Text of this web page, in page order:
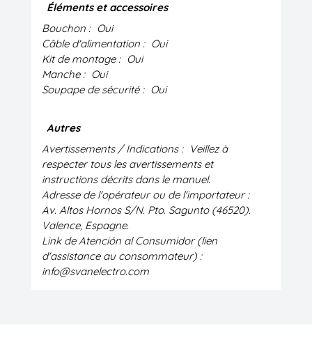
Éléments et accessoires
Bouchon : Oui
Câble d'alimentation : Oui
Kit de montage : Oui
Manche : Oui
Soupape de sécurité : Oui
Autres
Avertissements / Indications : Veillez à
respecter tous les avertissements et
instructions décrits dans le manuel.
Adresse de l'opérateur ou de l'importateur :
Av. Altos Hornos S/N. Pto. Sagunto (46520).
Valence, Espagne.
Link de Atención al Consumidor (lien
d'assistance au consommateur) :
info@svanelectro.com